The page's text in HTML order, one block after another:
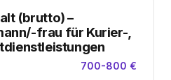
(brutto)–
frau für Kurier-,
700-800 €